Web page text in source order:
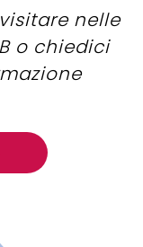
nelle
o chiedici